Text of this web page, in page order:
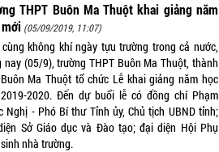
THPT Buôn Ma Thuột khai giảng năm
(05/09/2019, 11:07)
không khí ngày tựu trường trong cả nước,
nay (05/9), trường THPT Buôn Ma Thuột, thành
Ma Thuột tổ chức Lễ khai giảng năm học
2020. Đến dự buổi lễ có đồng chí Phạm
Nghị - Phó Bí thư Tỉnh ủy, Chủ tịch UBND tỉnh;
Sở Giáo dục và Đào tạo; đại diện Hội Phụ
nhà trường.